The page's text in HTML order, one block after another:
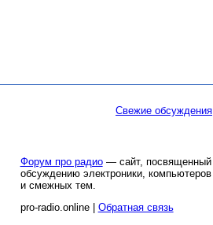
Свежие обсуждения
Форум про радио— сайт, посвященный
обсуждению электроники, компьютеров
и смежных тем.
pro-radio.online | Обратная связь